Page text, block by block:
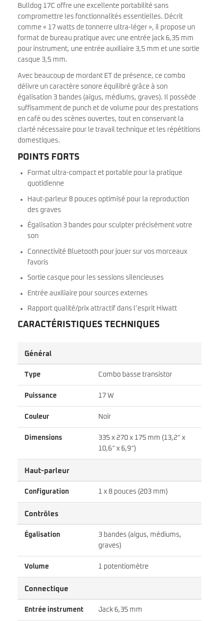
Bulldog 17C offre une excellente portabilité sans
compromettre les fonctionnalités essentielles. Décrit
comme « 17 watts de tonnerre ultra-léger », il propose un
format de bureau pratique avec une entrée jack 6,35 mm
pour instrument, une entrée auxiliaire 3,5 mm et une sortie
casque 3,5 mm.
Avec beaucoup de mordant ET de présence, ce combo
délivre un caractère sonore équilibré grâce à son
égalisation 3 bandes (aigus, médiums, graves). Il possède
suffisamment de punch et de volume pour des prestations
en café ou des scènes ouvertes, tout en conservant la
clarté nécessaire pour le travail technique et les répétitions
domestiques.
POINTS FORTS
Format ultra-compact et portable pour la pratique
quotidienne
Haut-parleur 8 pouces optimisé pour la reproduction
des graves
Égalisation 3 bandes pour sculpter précisément votre
son
Connectivité Bluetooth pour jouer sur vos morceaux
favoris
Sortie casque pour les sessions silencieuses
Entrée auxiliaire pour sources externes
Rapport qualité/prix attractif dans l’esprit Hiwatt
CARACTÉRISTIQUES TECHNIQUES
Général
Type Combo basse transistor
Puissance 17 W
Couleur Noir
Dimensions
335 x 270 x 175 mm (13,2″ x
10,6″ x 6,9″)
Haut-parleur
Configuration 1 x 8 pouces (203 mm)
Contrôles
Égalisation
3 bandes (aigus, médiums,
graves)
Volume 1 potentiomètre
Connectique
Entrée instrument Jack 6,35 mm